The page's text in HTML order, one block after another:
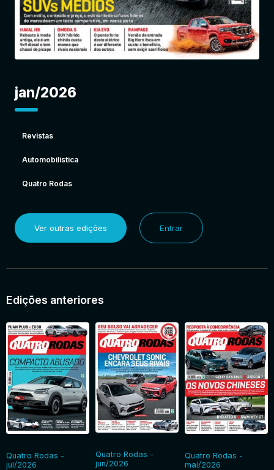
jan/2026
Revistas
Automobilística
Quatro Rodas
Ver outras edições Entrar
Edições anteriores
Quatro Rodas -
jul/2026
Quatro Rodas -
jun/2026
Quatro Rodas -
mai/2026